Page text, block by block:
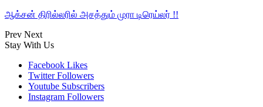
ஆக்சன் திரில்லரில் அசத்தும் முரா டிரெய்லர் !!
Prev Next
Stay With Us
Facebook Likes
Twitter Followers
Youtube Subscribers
Instagram Followers